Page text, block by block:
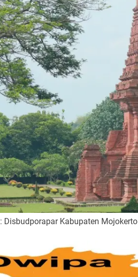
Disbudporapar Kabupaten Mojokerto